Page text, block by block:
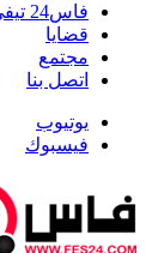
فاس24 تيفي
قضايا
مجتمع
اتصل بنا
يوتيوب
فيسبوك